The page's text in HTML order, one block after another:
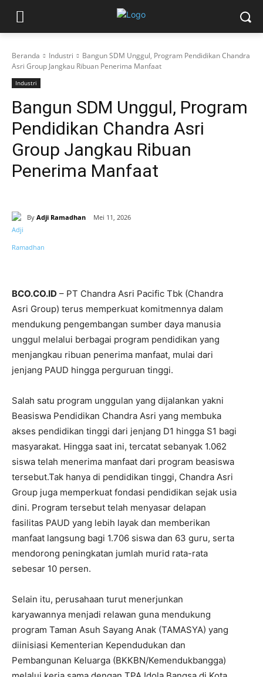
Beranda Industri
Bangun SDM Unggul, Program Pendidikan Chandra
Asri Group Jangkau Ribuan Penerima Manfaat
Industri
Bangun SDM Unggul, Program
Pendidikan Chandra Asri
Group Jangkau Ribuan
Penerima Manfaat
By Adji Ramadhan Mei 11, 2026
BCO.CO.ID – PT Chandra Asri Pacific Tbk (Chandra
Asri Group) terus memperkuat komitmennya dalam
mendukung pengembangan sumber daya manusia
unggul melalui berbagai program pendidikan yang
menjangkau ribuan penerima manfaat, mulai dari
jenjang PAUD hingga perguruan tinggi.
Salah satu program unggulan yang dijalankan yakni
Beasiswa Pendidikan Chandra Asri yang membuka
akses pendidikan tinggi dari jenjang D1 hingga S1 bagi
masyarakat. Hingga saat ini, tercatat sebanyak 1.062
siswa telah menerima manfaat dari program beasiswa
tersebut.Tak hanya di pendidikan tinggi, Chandra Asri
Group juga memperkuat fondasi pendidikan sejak usia
dini. Program tersebut telah menyasar delapan
fasilitas PAUD yang lebih layak dan memberikan
manfaat langsung bagi 1.706 siswa dan 63 guru, serta
mendorong peningkatan jumlah murid rata-rata
sebesar 10 persen.
Selain itu, perusahaan turut menerjunkan
karyawannya menjadi relawan guna mendukung
program Taman Asuh Sayang Anak (TAMASYA) yang
diinisiasi Kementerian Kependudukan dan
Pembangunan Keluarga (BKKBN/Kemendukbangga)